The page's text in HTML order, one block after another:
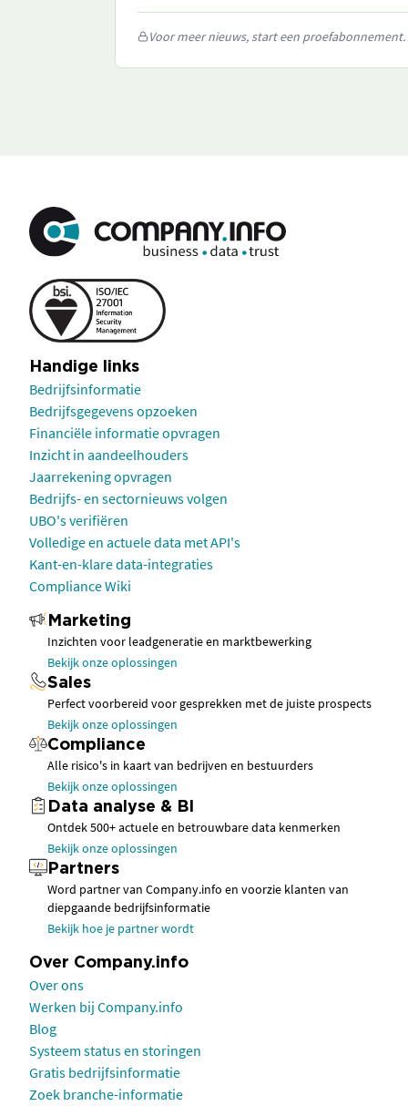
Voor meer nieuws, start een proefabonnement.
Handige links
Bedrijfsinformatie
Bedrijfsgegevens opzoeken
Financiële informatie opvragen
Inzicht in aandeelhouders
Jaarrekening opvragen
Bedrijfs- en sectornieuws volgen
UBO's verifiëren
Volledige en actuele data met API's
Kant-en-klare data-integraties
Compliance Wiki
Marketing
Inzichten voor leadgeneratie en marktbewerking
Bekijk onze oplossingen
Sales
Perfect voorbereid voor gesprekken met de juiste prospects
Bekijk onze oplossingen
Compliance
Alle risico's in kaart van bedrijven en bestuurders
Bekijk onze oplossingen
Data analyse & BI
Ontdek 500+ actuele en betrouwbare data kenmerken
Bekijk onze oplossingen
Partners
Word partner van Company.info en voorzie klanten van
diepgaande bedrijfsinformatie
Bekijk hoe je partner wordt
Over Company.info
Over ons
Werken bij Company.info
Blog
Systeem status en storingen
Gratis bedrijfsinformatie
Zoek branche-informatie